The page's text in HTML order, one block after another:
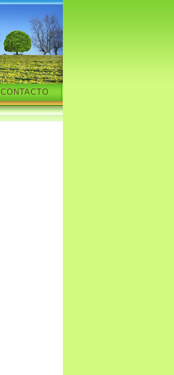
CONTACTO